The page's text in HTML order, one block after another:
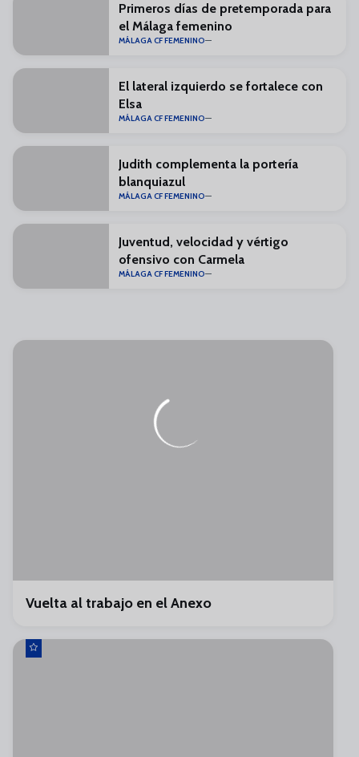
Primeros días de pretemporada para
el Málaga femenino
MÁLAGA CF FEMENINO
El lateral izquierdo se fortalece con
Elsa
MÁLAGA CF FEMENINO
Judith complementa la portería
blanquiazul
MÁLAGA CF FEMENINO
Juventud, velocidad y vértigo
ofensivo con Carmela
MÁLAGA CF FEMENINO
Vuelta al trabajo en el Anexo